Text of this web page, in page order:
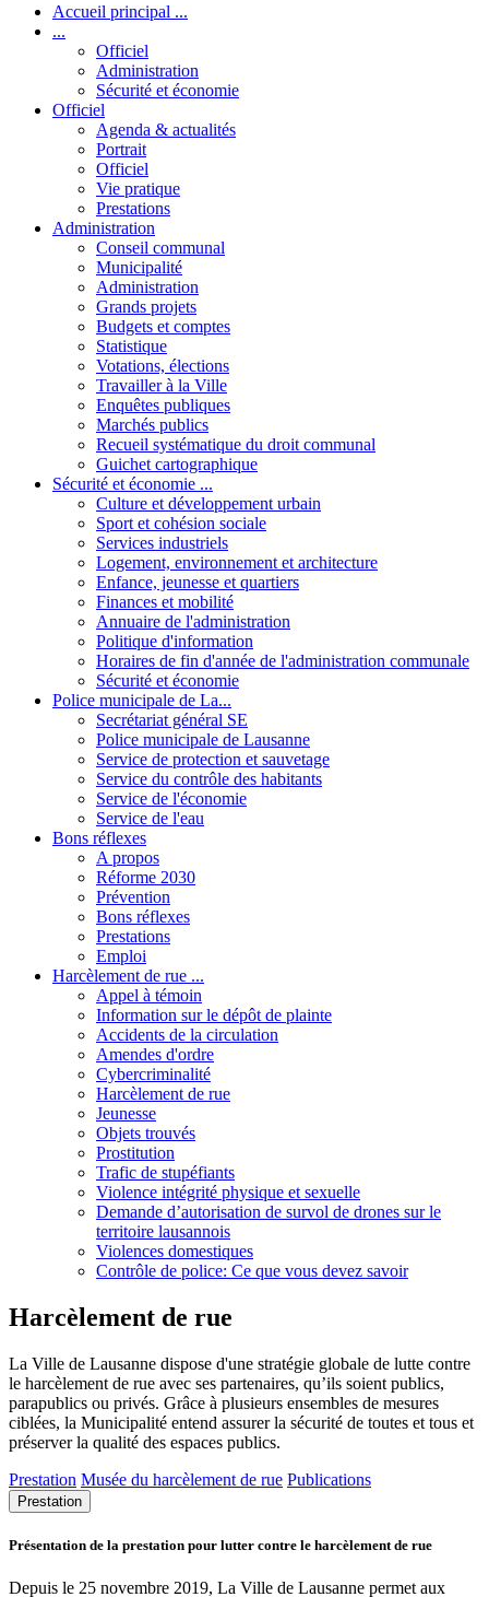
Accueil principal ...
...
Officiel
Administration
Sécurité et économie
Officiel
Agenda & actualités
Portrait
Officiel
Vie pratique
Prestations
Administration
Conseil communal
Municipalité
Administration
Grands projets
Budgets et comptes
Statistique
Votations, élections
Travailler à la Ville
Enquêtes publiques
Marchés publics
Recueil systématique du droit communal
Guichet cartographique
Sécurité et économie ...
Culture et développement urbain
Sport et cohésion sociale
Services industriels
Logement, environnement et architecture
Enfance, jeunesse et quartiers
Finances et mobilité
Annuaire de l'administration
Politique d'information
Horaires de fin d'année de l'administration communale
Sécurité et économie
Police municipale de La...
Secrétariat général SE
Police municipale de Lausanne
Service de protection et sauvetage
Service du contrôle des habitants
Service de l'économie
Service de l'eau
Bons réflexes
A propos
Réforme 2030
Prévention
Bons réflexes
Prestations
Emploi
Harcèlement de rue ...
Appel à témoin
Information sur le dépôt de plainte
Accidents de la circulation
Amendes d'ordre
Cybercriminalité
Harcèlement de rue
Jeunesse
Objets trouvés
Prostitution
Trafic de stupéfiants
Violence intégrité physique et sexuelle
Demande d’autorisation de survol de drones sur le
territoire lausannois
Violences domestiques
Contrôle de police: Ce que vous devez savoir
Harcèlement de rue
La Ville de Lausanne dispose d'une stratégie globale de lutte contre
le harcèlement de rue avec ses partenaires, qu’ils soient publics,
parapublics ou privés. Grâce à plusieurs ensembles de mesures
ciblées, la Municipalité entend assurer la sécurité de toutes et tous et
préserver la qualité des espaces publics.
Prestation Musée du harcèlement de rue Publications
Prestation
Présentation de la prestation pour lutter contre le harcèlement de rue
Depuis le 25 novembre 2019, La Ville de Lausanne permet aux